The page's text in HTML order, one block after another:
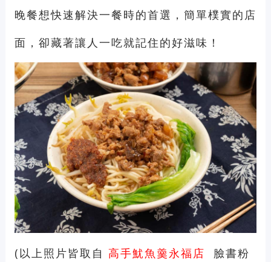
晚餐想快速解決一餐時的首選，簡單樸實的店
面，卻藏著讓人一吃就記住的好滋味！
(以上照片皆取自 高手魷魚羹永福店 臉書粉